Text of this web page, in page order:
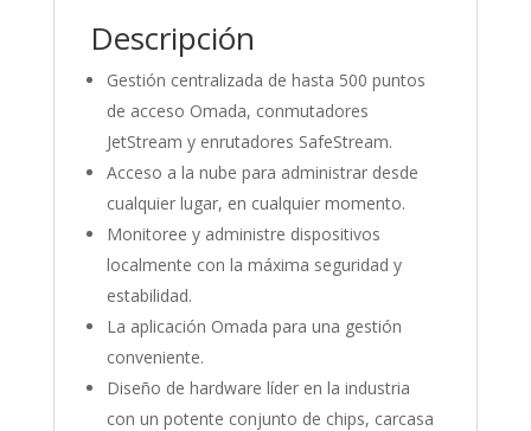
Descripción
Gestión centralizada de hasta 500 puntos
de acceso Omada, conmutadores
JetStream y enrutadores SafeStream.
Acceso a la nube para administrar desde
cualquier lugar, en cualquier momento.
Monitoree y administre dispositivos
localmente con la máxima seguridad y
estabilidad.
La aplicación Omada para una gestión
conveniente.
Diseño de hardware líder en la industria
con un potente conjunto de chips, carcasa